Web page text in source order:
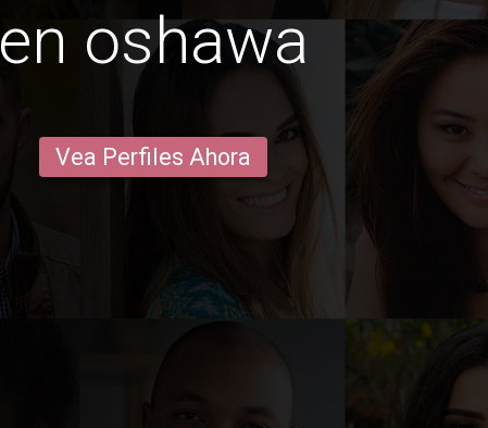
en oshawa
Vea Perfiles Ahora